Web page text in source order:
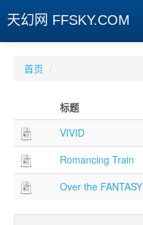
天幻网 FFSKY.COM
周边
娱乐
专题
首页 /
标题
VIVID
Romancing Train
Over the FANTASY